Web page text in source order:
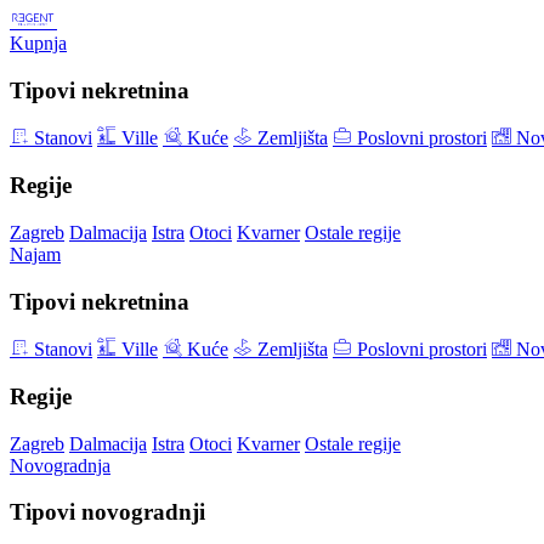
Kupnja
Tipovi nekretnina
Stanovi Ville Kuće Zemljišta Poslovni prostori
Regije
Zagreb Dalmacija Istra Otoci Kvarner Ostale regije
Najam
Tipovi nekretnina
Stanovi Ville Kuće Zemljišta Poslovni prostori
Regije
Zagreb Dalmacija Istra Otoci Kvarner Ostale regije
Novogradnja
Tipovi novogradnji